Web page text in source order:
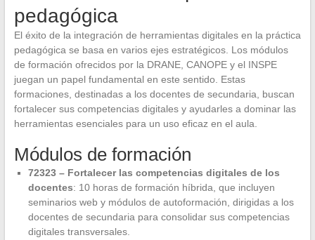
pedagógica
El éxito de la integración de herramientas digitales en la práctica
pedagógica se basa en varios ejes estratégicos. Los módulos
de formación ofrecidos por la DRANE, CANOPE y el INSPE
juegan un papel fundamental en este sentido. Estas
formaciones, destinadas a los docentes de secundaria, buscan
fortalecer sus competencias digitales y ayudarles a dominar las
herramientas esenciales para un uso eficaz en el aula.
Módulos de formación
72323 – Fortalecer las competencias digitales de los
docentes: 10 horas de formación híbrida, que incluyen
seminarios web y módulos de autoformación, dirigidas a los
docentes de secundaria para consolidar sus competencias
digitales transversales.